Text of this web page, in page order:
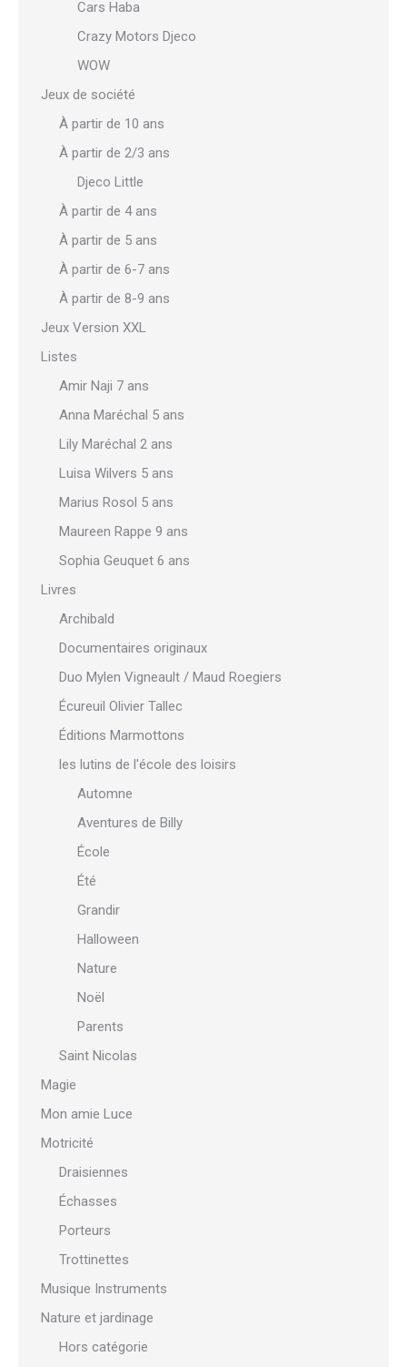
Cars Haba
Crazy Motors Djeco
WOW
Jeux de société
À partir de 10 ans
À partir de 2/3 ans
Djeco Little
À partir de 4 ans
À partir de 5 ans
À partir de 6-7 ans
À partir de 8-9 ans
Jeux Version XXL
Listes
Amir Naji 7 ans
Anna Maréchal 5 ans
Lily Maréchal 2 ans
Luisa Wilvers 5 ans
Marius Rosol 5 ans
Maureen Rappe 9 ans
Sophia Geuquet 6 ans
Livres
Archibald
Documentaires originaux
Duo Mylen Vigneault / Maud Roegiers
Écureuil Olivier Tallec
Éditions Marmottons
les lutins de l'école des loisirs
Automne
Aventures de Billy
École
Été
Grandir
Halloween
Nature
Noël
Parents
Saint Nicolas
Magie
Mon amie Luce
Motricité
Draisiennes
Échasses
Porteurs
Trottinettes
Musique Instruments
Nature et jardinage
Hors catégorie